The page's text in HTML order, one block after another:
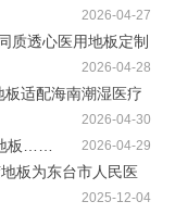
2026-04-27
质透心医用地板定制
2026-04-28
适配海南潮湿医疗
2026-04-30
板…… 2026-04-29
板为东台市人民医
2025-12-04